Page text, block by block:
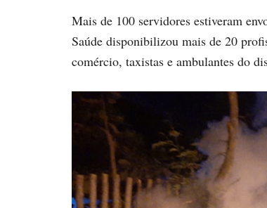
Mais de 100 servidores estiveram
Saúde disponibilizou mais de 20
comércio, taxistas e ambulantes do